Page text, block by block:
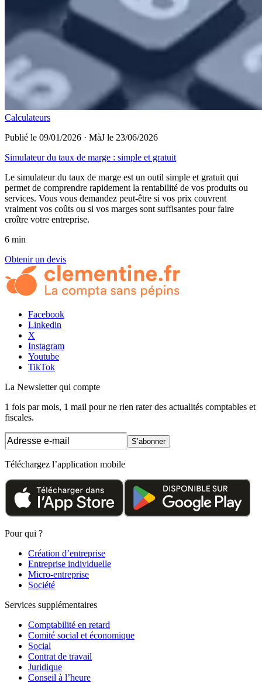
Calculateurs
Publié le 09/01/2026 · MàJ le 23/06/2026
Simulateur du taux de marge : simple et gratuit
Le simulateur du taux de marge est un outil simple et gratuit qui
permet de comprendre rapidement la rentabilité de vos produits ou
services. Vous vous demandez peut-être si vos prix couvrent
vraiment vos coûts ou si vos marges sont suffisantes pour faire
croître votre entreprise.
6 min
Obtenir un devis
Facebook
Linkedin
X
Instagram
Youtube
TikTok
La Newsletterqui compte
1 fois par mois, 1 mail pour ne rien rater des actualités comptables et
fiscales.
S’abonner
Téléchargez l’application mobile
Pour qui ?
Création d’entreprise
Entreprise individuelle
Micro-entreprise
Société
Services supplémentaires
Comptabilité en retard
Comité social et économique
Social
Contrat de travail
Juridique
Conseil à l’heure